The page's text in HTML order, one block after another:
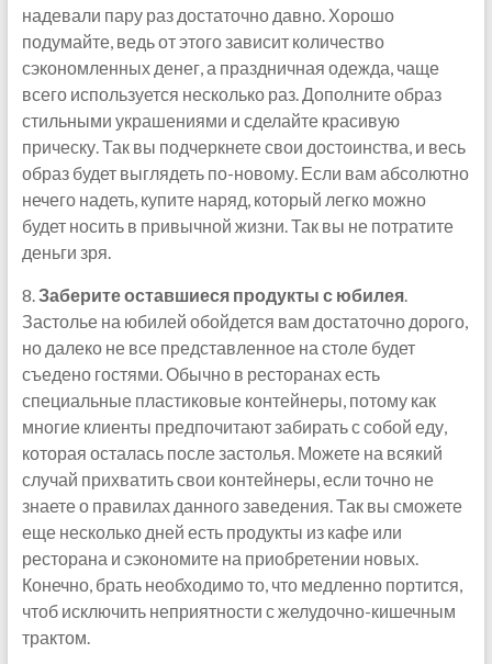
надевали пару раз достаточно давно. Хорошо
подумайте, ведь от этого зависит количество
сэкономленных денег, а праздничная одежда, чаще
всего используется несколько раз. Дополните образ
стильными украшениями и сделайте красивую
прическу. Так вы подчеркнете свои достоинства, и весь
образ будет выглядеть по-новому. Если вам абсолютно
нечего надеть, купите наряд, который легко можно
будет носить в привычной жизни. Так вы не потратите
деньги зря.
8.Заберите оставшиеся продукты с юбилея.
Застолье на юбилей обойдется вам достаточно дорого,
но далеко не все представленное на столе будет
съедено гостями. Обычно в ресторанах есть
специальные пластиковые контейнеры, потому как
многие клиенты предпочитают забирать с собой еду,
которая осталась после застолья. Можете на всякий
случай прихватить свои контейнеры, если точно не
знаете о правилах данного заведения. Так вы сможете
еще несколько дней есть продукты из кафе или
ресторана и сэкономите на приобретении новых.
Конечно, брать необходимо то, что медленно портится,
чтоб исключить неприятности с желудочно-кишечным
трактом.